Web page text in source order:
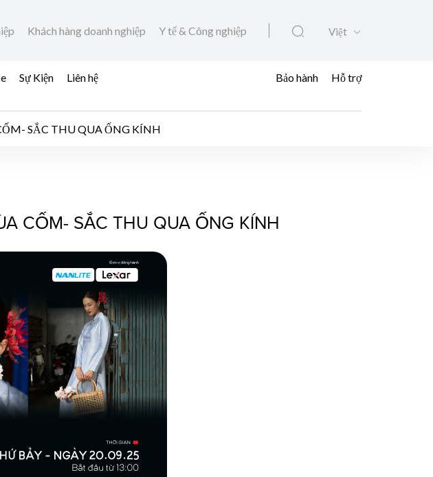
Khách hàng doanh nghiệp Y tế & Công nghiệp Việt
Sự Kiện Liên hệ Bảo hành Hỗ trợ
SẮC THU QUA ỐNG KÍNH
MÙA CỐM- SẮC THU
CỐM- SẮC THU QUA ỐNG KÍNH